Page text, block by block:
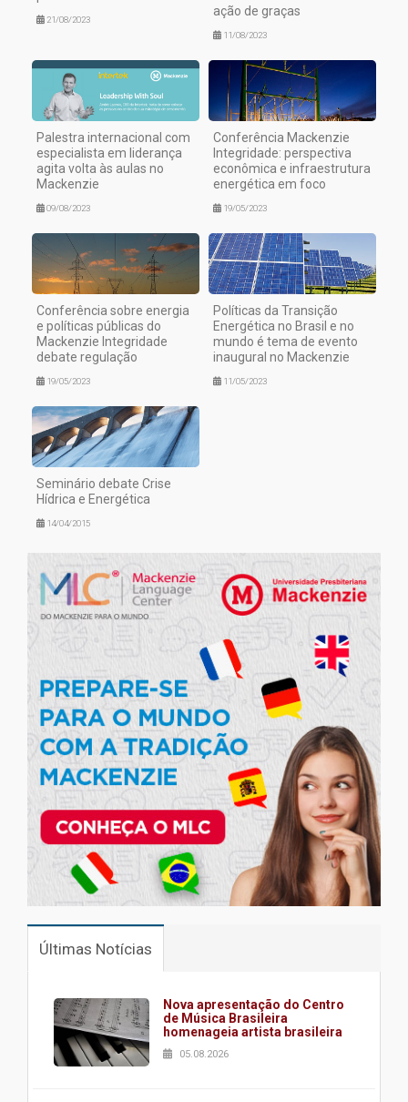
21/08/2023
ação de graças
11/08/2023
Palestra internacional com
especialista em liderança
agita volta às aulas no
Mackenzie
09/08/2023
Conferência Mackenzie
Integridade: perspectiva
econômica e infraestrutura
energética em foco
19/05/2023
Conferência sobre energia
e políticas públicas do
Mackenzie Integridade
debate regulação
19/05/2023
Políticas da Transição
Energética no Brasil e no
mundo é tema de evento
inaugural no Mackenzie
11/05/2023
Seminário debate Crise
Hídrica e Energética
14/04/2015
Últimas Notícias
Nova apresentação do Centro
de Música Brasileira
homenageia artista brasileira
05.08.2026